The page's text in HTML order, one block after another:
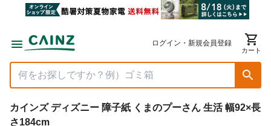
ログイン・新規会員登録
カート
カインズ ディズニー 障子紙 くまのプーさん 生活 幅92×長
さ184cm